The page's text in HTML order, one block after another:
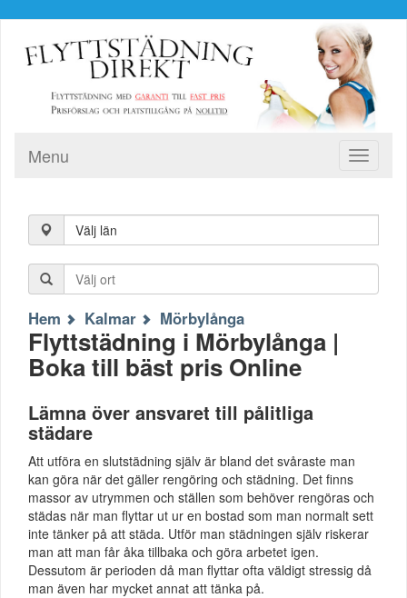
Toggle
Menu
Välj län
Hem Kalmar Mörbylånga
Flyttstädning i Mörbylånga |
Boka till bäst pris Online
Lämna över ansvaret till pålitliga
städare
Att utföra en slutstädning själv är bland det svåraste man
kan göra när det gäller rengöring och städning. Det finns
massor av utrymmen och ställen som behöver rengöras och
städas när man flyttar ut ur en bostad som man normalt sett
inte tänker på att städa. Utför man städningen själv riskerar
man att man får åka tillbaka och göra arbetet igen.
Dessutom är perioden då man flyttar ofta väldigt stressig då
man även har mycket annat att tänka på.